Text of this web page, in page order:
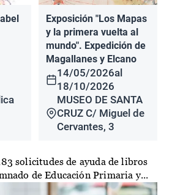
Exposición "Los Mapas
y la primera vuelta al
mundo". Expedición de
Magallanes y Elcano
14/05/2026al
18/10/2026
MUSEO DE SANTA
CRUZ C/ Miguel de
Cervantes, 3
solicitudes de ayuda de libros
de Educación Primaria y...